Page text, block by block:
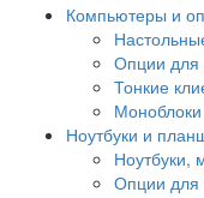
Компьютеры и
Опции для
Тонкие
Моноблоки
Ноутбуки и
Ноутбуки,
Опции для